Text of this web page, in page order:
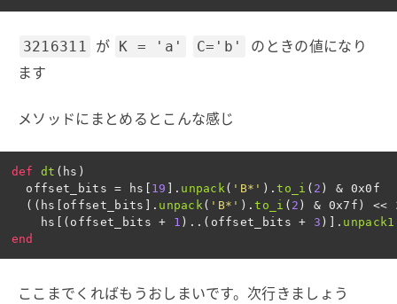
3216311 が K = 'a' C='b'
のときの値になり
ます
メソッドにまとめるとこんな感じ
def dt ( hs )
offset_bits
= hs 19 ]. unpack ( 'B*' ).to_i ( 2 ) & 0x0f
(( hs offset_bits ]. unpack ( 'B*' ).to_i ( 2 ) & 0x7f ) <<
hs
[( offset_bits + 1 ) .. ( offset_bits + 3 )]. unpack1
end
ここまでくればもうおしまいです。次行きましょう